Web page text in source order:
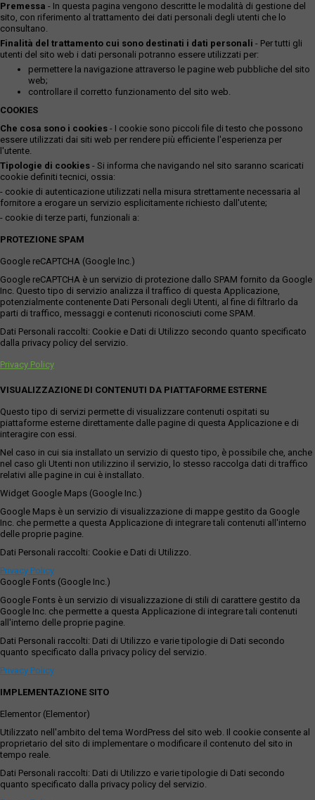
Premessa - In questa pagina vengono descritte le modalità di gestione del
sito, con riferimento al trattamento dei dati personali degli utenti che lo
consultano.
Finalità del trattamento cui sono destinati i dati personali - Per tutti gli
utenti del sito web i dati personali potranno essere utilizzati per:
permettere la navigazione attraverso le pagine web pubbliche del sito
web;
controllare il corretto funzionamento del sito web.
COOKIES
Che cosa sono i cookies - I cookie sono piccoli file di testo che possono
essere utilizzati dai siti web per rendere più efficiente l'esperienza per
l'utente.
Tipologie di cookies - Si informa che navigando nel sito saranno scaricati
cookie definiti tecnici, ossia:
- cookie di autenticazione utilizzati nella misura strettamente necessaria al
fornitore a erogare un servizio esplicitamente richiesto dall'utente;
- cookie di terze parti, funzionali a:
PROTEZIONE SPAM
Google reCAPTCHA (Google Inc.)
Google reCAPTCHA è un servizio di protezione dallo SPAM fornito da Google
Inc. Questo tipo di servizio analizza il traffico di questa Applicazione,
potenzialmente contenente Dati Personali degli Utenti, al fine di filtrarlo da
parti di traffico, messaggi e contenuti riconosciuti come SPAM.
Dati Personali raccolti: Cookie e Dati di Utilizzo secondo quanto specificato
dalla privacy policy del servizio.
Privacy Policy
VISUALIZZAZIONE DI CONTENUTI DA PIATTAFORME ESTERNE
Questo tipo di servizi permette di visualizzare contenuti ospitati su
piattaforme esterne direttamente dalle pagine di questa Applicazione e di
interagire con essi.
Nel caso in cui sia installato un servizio di questo tipo, è possibile che, anche
nel caso gli Utenti non utilizzino il servizio, lo stesso raccolga dati di traffico
relativi alle pagine in cui è installato.
Widget Google Maps (Google Inc.)
Google Maps è un servizio di visualizzazione di mappe gestito da Google
Inc. che permette a questa Applicazione di integrare tali contenuti all'interno
delle proprie pagine.
Dati Personali raccolti: Cookie e Dati di Utilizzo.
Privacy Policy
Google Fonts (Google Inc.)
Google Fonts è un servizio di visualizzazione di stili di carattere gestito da
Google Inc. che permette a questa Applicazione di integrare tali contenuti
all'interno delle proprie pagine.
Dati Personali raccolti: Dati di Utilizzo e varie tipologie di Dati secondo
quanto specificato dalla privacy policy del servizio.
Privacy Policy
IMPLEMENTAZIONE SITO
Elementor (Elementor)
Utilizzato nell'ambito del tema WordPress del sito web. Il cookie consente al
proprietario del sito di implementare o modificare il contenuto del sito in
tempo reale.
Dati Personali raccolti: Dati di Utilizzo e varie tipologie di Dati secondo
quanto specificato dalla privacy policy del servizio.